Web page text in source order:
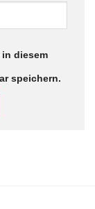
in diesem
speichern.×